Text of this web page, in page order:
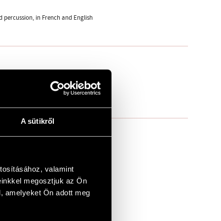
A sütikről
valamint
megosztjuk az Ön
amelyeket Ön adott meg
in French and English